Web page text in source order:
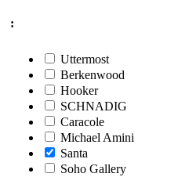
:
Uttermost
Berkenwood
Hooker
SCHNADIG
Caracole
Michael Amini
Santa
Soho Gallery